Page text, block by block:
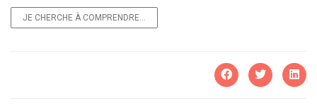
JE CHERCHE À COMPRENDRE…